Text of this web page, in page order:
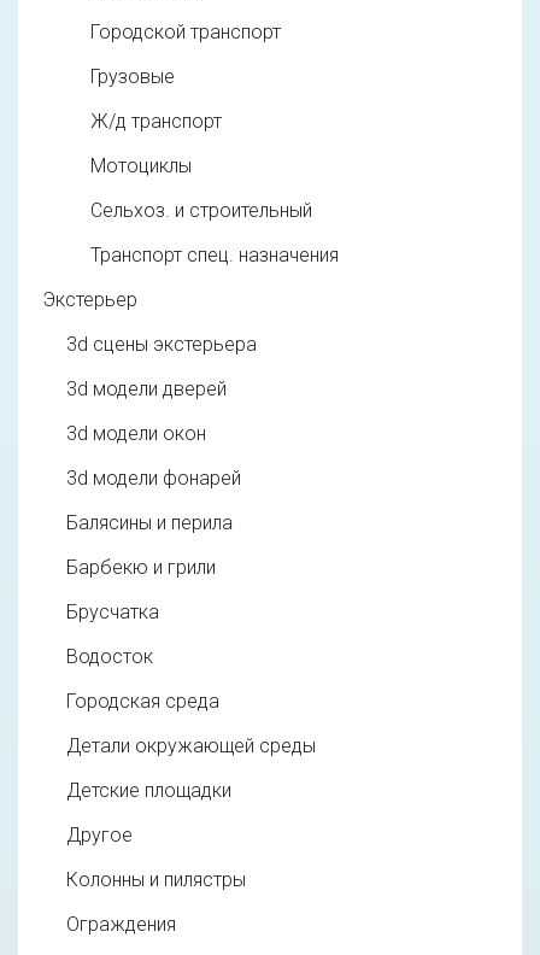
Городской транспорт
Грузовые
Ж/д транспорт
Мотоциклы
Сельхоз. и строительный
Транспорт спец. назначения
Экстерьер
3d cцены экстерьера
3d модели дверей
3d модели окон
3d модели фонарей
Балясины и перила
Барбекю и грили
Брусчатка
Водосток
Городская среда
Детали окружающей среды
Детские площадки
Другое
Колонны и пилястры
Ограждения